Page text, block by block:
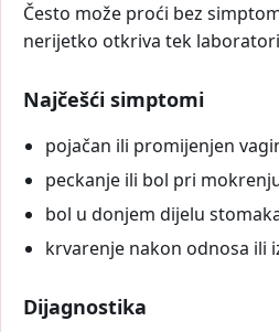
Često može proći bez
nerijetko otkriva tek
Najčešći simptomi
pojačan ili promijenjen
peckanje ili bol pri
bol u donjem dijelu
krvarenje nakon odnosa ili
Dijagnostika